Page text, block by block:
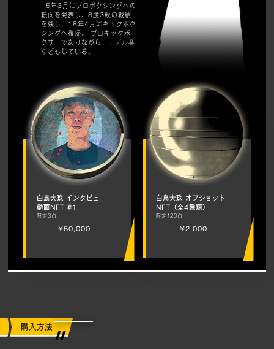
15年3月にプロボクシングへの
転向を発表し、8勝3敗の戦績
を残し、18年4月にキックボク
シングへ復帰。 プロキックボ
クサーでありながら、モデル業
などもしている。
白鳥大珠 インタビュー
動画NFT #1
限定3点
¥50,000
白鳥大珠 オフショット
NFT（全4種類）
限定120点
¥2,000
購入方法